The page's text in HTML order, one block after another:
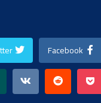
Facebook